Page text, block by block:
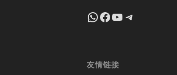
+8618639018603
Facebook
YouTube
Telegram
友情链接